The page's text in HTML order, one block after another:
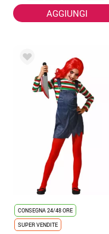
AGGIUNGI
CONSEGNA 24/48 ORE
SUPER VENDITE